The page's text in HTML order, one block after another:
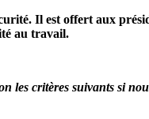
Il est offert aux
au travail.
critères suivants si